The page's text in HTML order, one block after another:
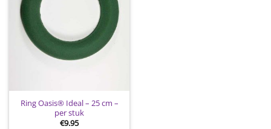
Ring Oasis® Ideal – 25 cm –
per stuk
€9.95